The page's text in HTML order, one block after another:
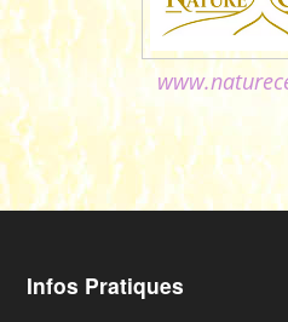
Infos Pratiques